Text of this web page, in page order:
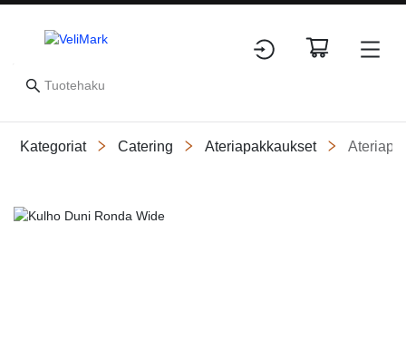
Kategoriat Catering Ateriapakkaukset
Slide 1 of 1